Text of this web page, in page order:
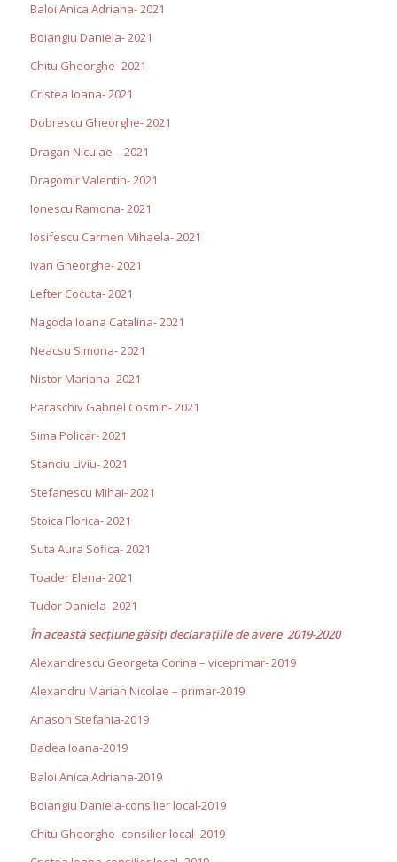
Baloi Anica Adriana- 2021
Boiangiu Daniela- 2021
Chitu Gheorghe- 2021
Cristea Ioana- 2021
Dobrescu Gheorghe- 2021
Dragan Niculae – 2021
Dragomir Valentin- 2021
Ionescu Ramona- 2021
Iosifescu Carmen Mihaela- 2021
Ivan Gheorghe- 2021
Lefter Cocuta- 2021
Nagoda Ioana Catalina- 2021
Neacsu Simona- 2021
Nistor Mariana- 2021
Paraschiv Gabriel Cosmin- 2021
Sima Policar- 2021
Stanciu Liviu- 2021
Stefanescu Mihai- 2021
Stoica Florica- 2021
Suta Aura Sofica- 2021
Toader Elena- 2021
Tudor Daniela- 2021
În această secţiune găsiţi declaraţiile de avere 2019-2020
Alexandrescu Georgeta Corina – viceprimar- 2019
Alexandru Marian Nicolae – primar-2019
Anason Stefania-2019
Badea Ioana-2019
Baloi Anica Adriana-2019
Boiangiu Daniela-consilier local-2019
Chitu Gheorghe- consilier local -2019